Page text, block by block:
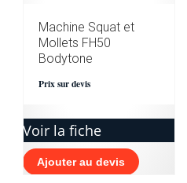
Machine Squat et
Mollets FH50
Bodytone
Prix sur devis
Voir la fiche
Ajouter au devis